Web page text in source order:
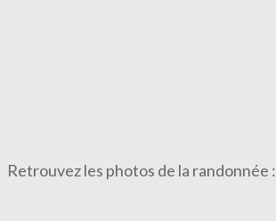
Retrouvez les photos de la randonnée :